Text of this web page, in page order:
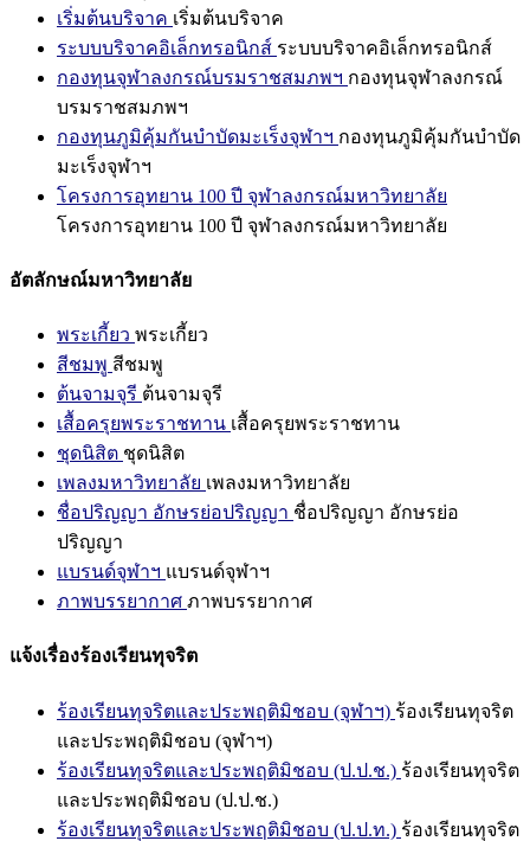
เริ่มต้นบริจาค เริ่มต้นบริจาค
ระบบบริจาคอิเล็กทรอนิกส์ ระบบบริจาคอิเล็กทรอนิกส์
กองทุนจุฬาลงกรณ์บรมราชสมภพฯ กองทุนจุฬาลงกรณ์
บรมราชสมภพฯ
กองทุนภูมิคุ้มกันบำบัดมะเร็งจุฬาฯ กองทุนภูมิคุ้มกันบำบัด
มะเร็งจุฬาฯ
โครงการอุทยาน 100 ปี จุฬาลงกรณ์มหาวิทยาลัย
โครงการอุทยาน 100 ปี จุฬาลงกรณ์มหาวิทยาลัย
อัตลักษณ์มหาวิทยาลัย
พระเกี้ยว พระเกี้ยว
สีชมพู สีชมพู
ต้นจามจุรี ต้นจามจุรี
เสื้อครุยพระราชทาน เสื้อครุยพระราชทาน
ชุดนิสิต ชุดนิสิต
เพลงมหาวิทยาลัย เพลงมหาวิทยาลัย
ชื่อปริญญา อักษรย่อปริญญา ชื่อปริญญา อักษรย่อ
ปริญญา
แบรนด์จุฬาฯ แบรนด์จุฬาฯ
ภาพบรรยากาศ ภาพบรรยากาศ
แจ้งเรื่องร้องเรียนทุจริต
ร้องเรียนทุจริตและประพฤติมิชอบ (จุฬาฯ) ร้องเรียนทุจริต
และประพฤติมิชอบ (จุฬาฯ)
ร้องเรียนทุจริตและประพฤติมิชอบ (ป.ป.ช.) ร้องเรียนทุจริต
และประพฤติมิชอบ (ป.ป.ช.)
ร้องเรียนทุจริตและประพฤติมิชอบ (ป.ป.ท.) ร้องเรียนทุจริต